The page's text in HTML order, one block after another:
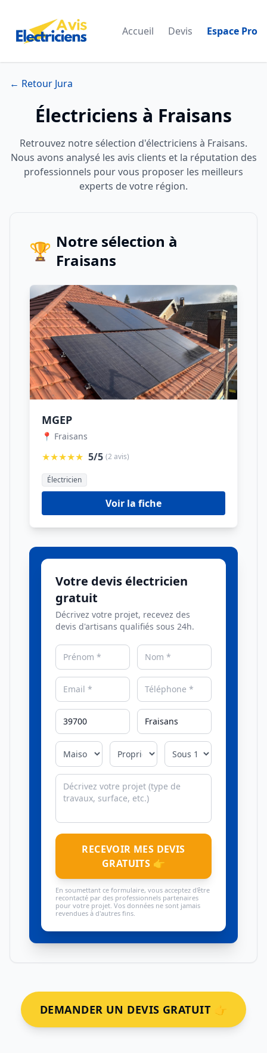
Accueil Devis Espace Pro
← Retour Jura
Électriciens à Fraisans
Retrouvez notre sélection d'électriciens à Fraisans.
Nous avons analysé les avis clients et la réputation des
professionnels pour vous proposer les meilleurs
experts de votre région.
🏆 Notre sélection à
Fraisans
MGEP
📍 Fraisans
★★★★★ 5/5 (2 avis)
Électricien
Voir la fiche
Votre devis électricien
gratuit
Décrivez votre projet, recevez des
devis d'artisans qualifiés sous 24h.
RECEVOIR MES DEVIS
GRATUITS 👉
En soumettant ce formulaire, vous acceptez d'être
recontacté par des professionnels partenaires
pour votre projet. Vos données ne sont jamais
revendues à d'autres fins.
DEMANDER UN DEVIS GRATUIT 👉